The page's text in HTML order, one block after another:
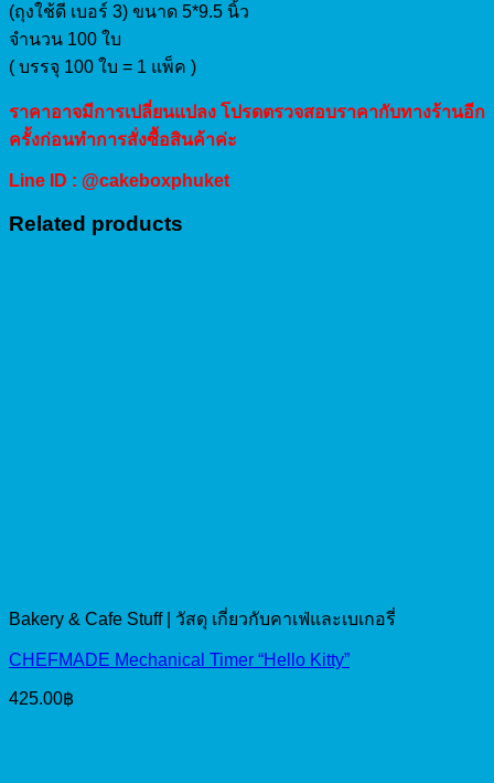
(ถุงใช้ดี เบอร์ 3) ขนาด 5*9.5 นิ้ว
จำนวน 100 ใบ
( บรรจุ 100 ใบ = 1 แพ็ค )
ราคาอาจมีการเปลี่ยนแปลง โปรดตรวจสอบราคากับทางร้านอีก
ครั้งก่อนทำการสั่งซื้อสินค้าค่ะ
Line ID : @cakeboxphuket
Related products
Bakery & Cafe Stuff | วัสดุ เกี่ยวกับคาเฟ่และเบเกอรี่
CHEFMADE Mechanical Timer “Hello Kitty”
425.00฿